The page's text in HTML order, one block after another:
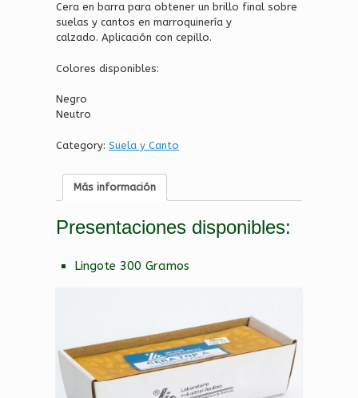
Cera en barra para obtener un brillo final sobre
suelas y cantos en marroquinería y
calzado. Aplicación con cepillo.
Colores disponibles:
Negro
Neutro
Category: Suela y Canto
Más información
Presentaciones disponibles:
Lingote 300 Gramos